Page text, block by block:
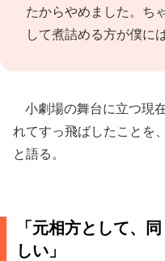
たからやめました。ち
して煮詰める方が僕に
小劇場の舞台に立つ現
れてすっ飛ばしたことを
と語る。
「元相方として、
しい」